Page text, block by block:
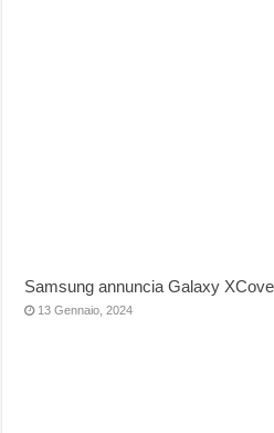
Samsung annuncia Galaxy
13 Gennaio, 2024